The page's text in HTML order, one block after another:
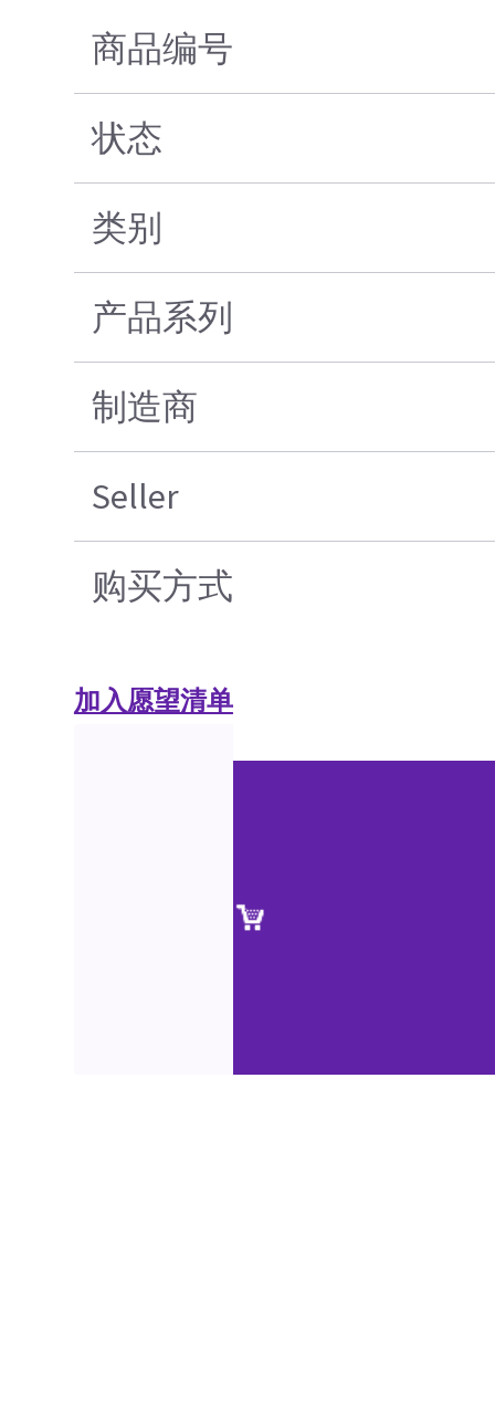
商品编号
状态
类别
产品系列
制造商
Seller
购买方式
加入愿望清单